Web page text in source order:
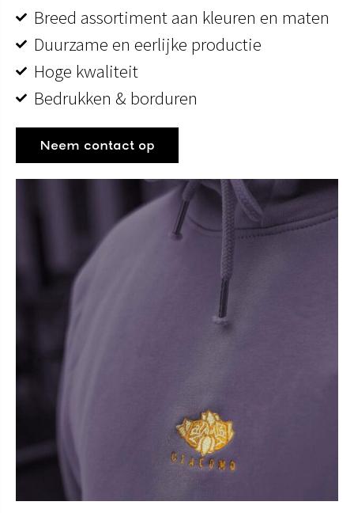
Breed assortiment aan kleuren en maten
Duurzame en eerlijke productie
Hoge kwaliteit
Bedrukken & borduren
Neem contact op